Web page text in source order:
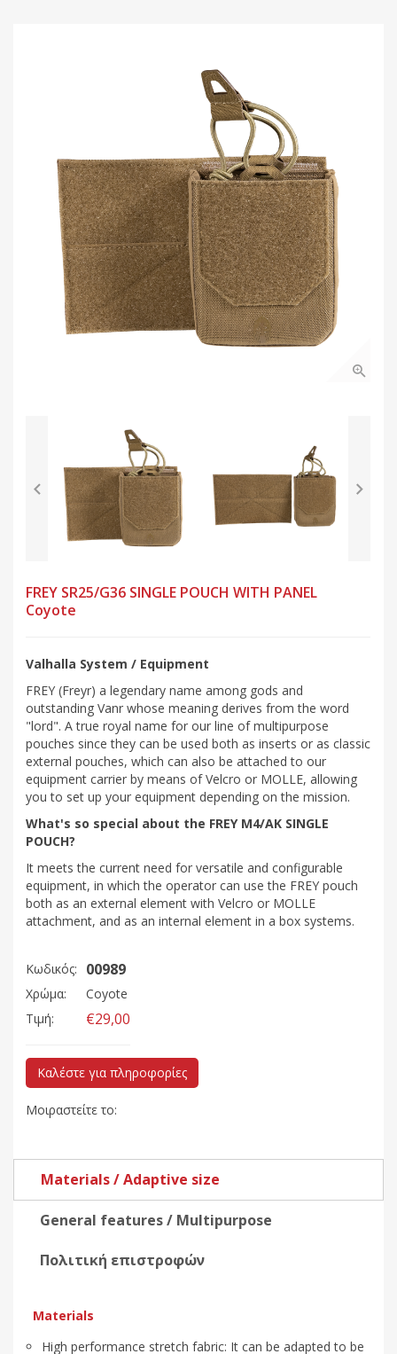
FREY SR25/G36 SINGLE POUCH WITH PANEL
Coyote
Valhalla System / Equipment
FREY (Freyr) a legendary name among gods and
outstanding Vanr whose meaning derives from the word
"lord". A true royal name for our line of multipurpose
pouches since they can be used both as inserts or as classic
external pouches, which can also be attached to our
equipment carrier by means of Velcro or MOLLE, allowing
you to set up your equipment depending on the mission.
What's so special about the FREY M4/AK SINGLE
POUCH?
It meets the current need for versatile and configurable
equipment, in which the operator can use the FREY pouch
both as an external element with Velcro or MOLLE
attachment, and as an internal element in a box systems.
Κωδικός: 00989
Χρώμα:
Coyote
Τιμή:
€29,00
Καλέστε για πληροφορίες
Μοιραστείτε το:
Materials / Adaptive size
General features / Multipurpose
Πολιτική επιστροφών
Materials
High performance stretch fabric: It can be adapted to be